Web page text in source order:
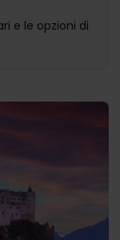
e le opzioni di